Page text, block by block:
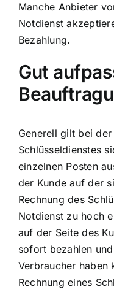
Manche Anbieter
Notdienst
Bezahlung.
Gut
Generell gilt bei
Schlüsseldienstes
einzelnen Posten
der Kunde auf der
Rechnung des
Notdienst zu hoch
auf der Seite des
sofort bezahlen
Verbraucher haben
Rechnung eines